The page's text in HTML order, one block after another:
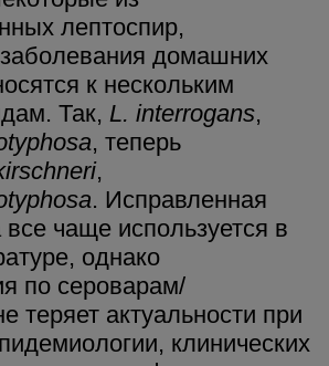
лептоспир,
домашних
к нескольким
Так, L. interrogans,
, теперь
,
. Исправленная
чаще используется в
однако
по сероварам/
теряет актуальности при
клинических